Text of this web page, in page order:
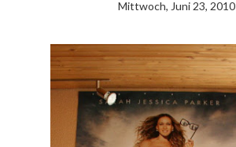
Mittwoch, Juni 23, 2010